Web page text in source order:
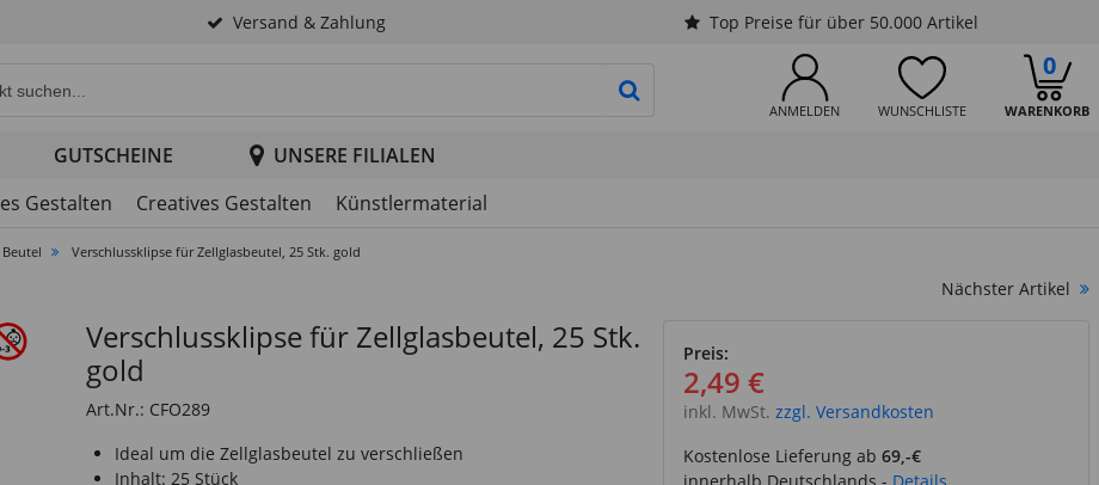
Versand & Zahlung Top Preise für über 50.000 Artikel
ANMELDEN WUNSCHLISTE WARENKORB
0
PRODUKTSUCHE STARTEN
GUTSCHEINE
UNSERE FILIALEN
Gestalten Creatives Gestalten Künstlermaterial
Verschlussklipse für Zellglasbeutel, 25 Stk. gold
Nächster Artikel
Verschlussklipse für Zellglasbeutel, 25 Stk.
gold
Art.Nr.: CFO289
Ideal um die Zellglasbeutel zu verschließen
Inhalt: 25 Stück
Preis:
2,49 €
inkl. MwSt. zzgl. Versandkosten
Kostenlose Lieferung ab 69,-€